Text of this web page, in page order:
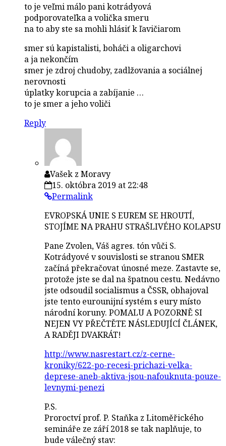
to je veľmi málo pani kotrádyová
podporovateľka a volička smeru
na to aby ste sa mohli hlásiť k ľavičiarom
smer sú kapistalisti, boháči a oligarchovi
a ja nekončím
smer je zdroj chudoby, zadlžovania a sociálnej
nerovnosti
úplatky korupcia a zabíjanie …
to je smer a jeho voliči
Reply
Vašek z Moravy
15. októbra 2019 at 22:48
Permalink
EVROPSKÁ UNIE S EUREM SE HROUTÍ,
STOJÍME NA PRAHU STRAŠLIVÉHO KOLAPSU
Pane Zvolen, Váš agres. tón vůči S.
Kotrádyové v souvislosti se stranou SMER
začíná překračovat únosné meze. Zastavte se,
protože jste se dal na špatnou cestu. Nedávno
jste odsoudil socialismus a ČSSR, obhajoval
jste tento eurounijní systém s eury místo
národní koruny. POMALU A POZORNĚ SI
NEJEN VY PŘEČTĚTE NÁSLEDUJÍCÍ ČLÁNEK,
A RADĚJI DVAKRÁT!
http://www.nasrestart.cz/z-cerne-
kroniky/622-po-recesi-prichazi-velka-
deprese-aneb-aktiva-jsou-nafouknuta-pouze-
levnymi-penezi
P.S.
Proroctví prof. P. Staňka z Litoměřického
semináře ze září 2018 se tak naplňuje, to
bude válečný stav: